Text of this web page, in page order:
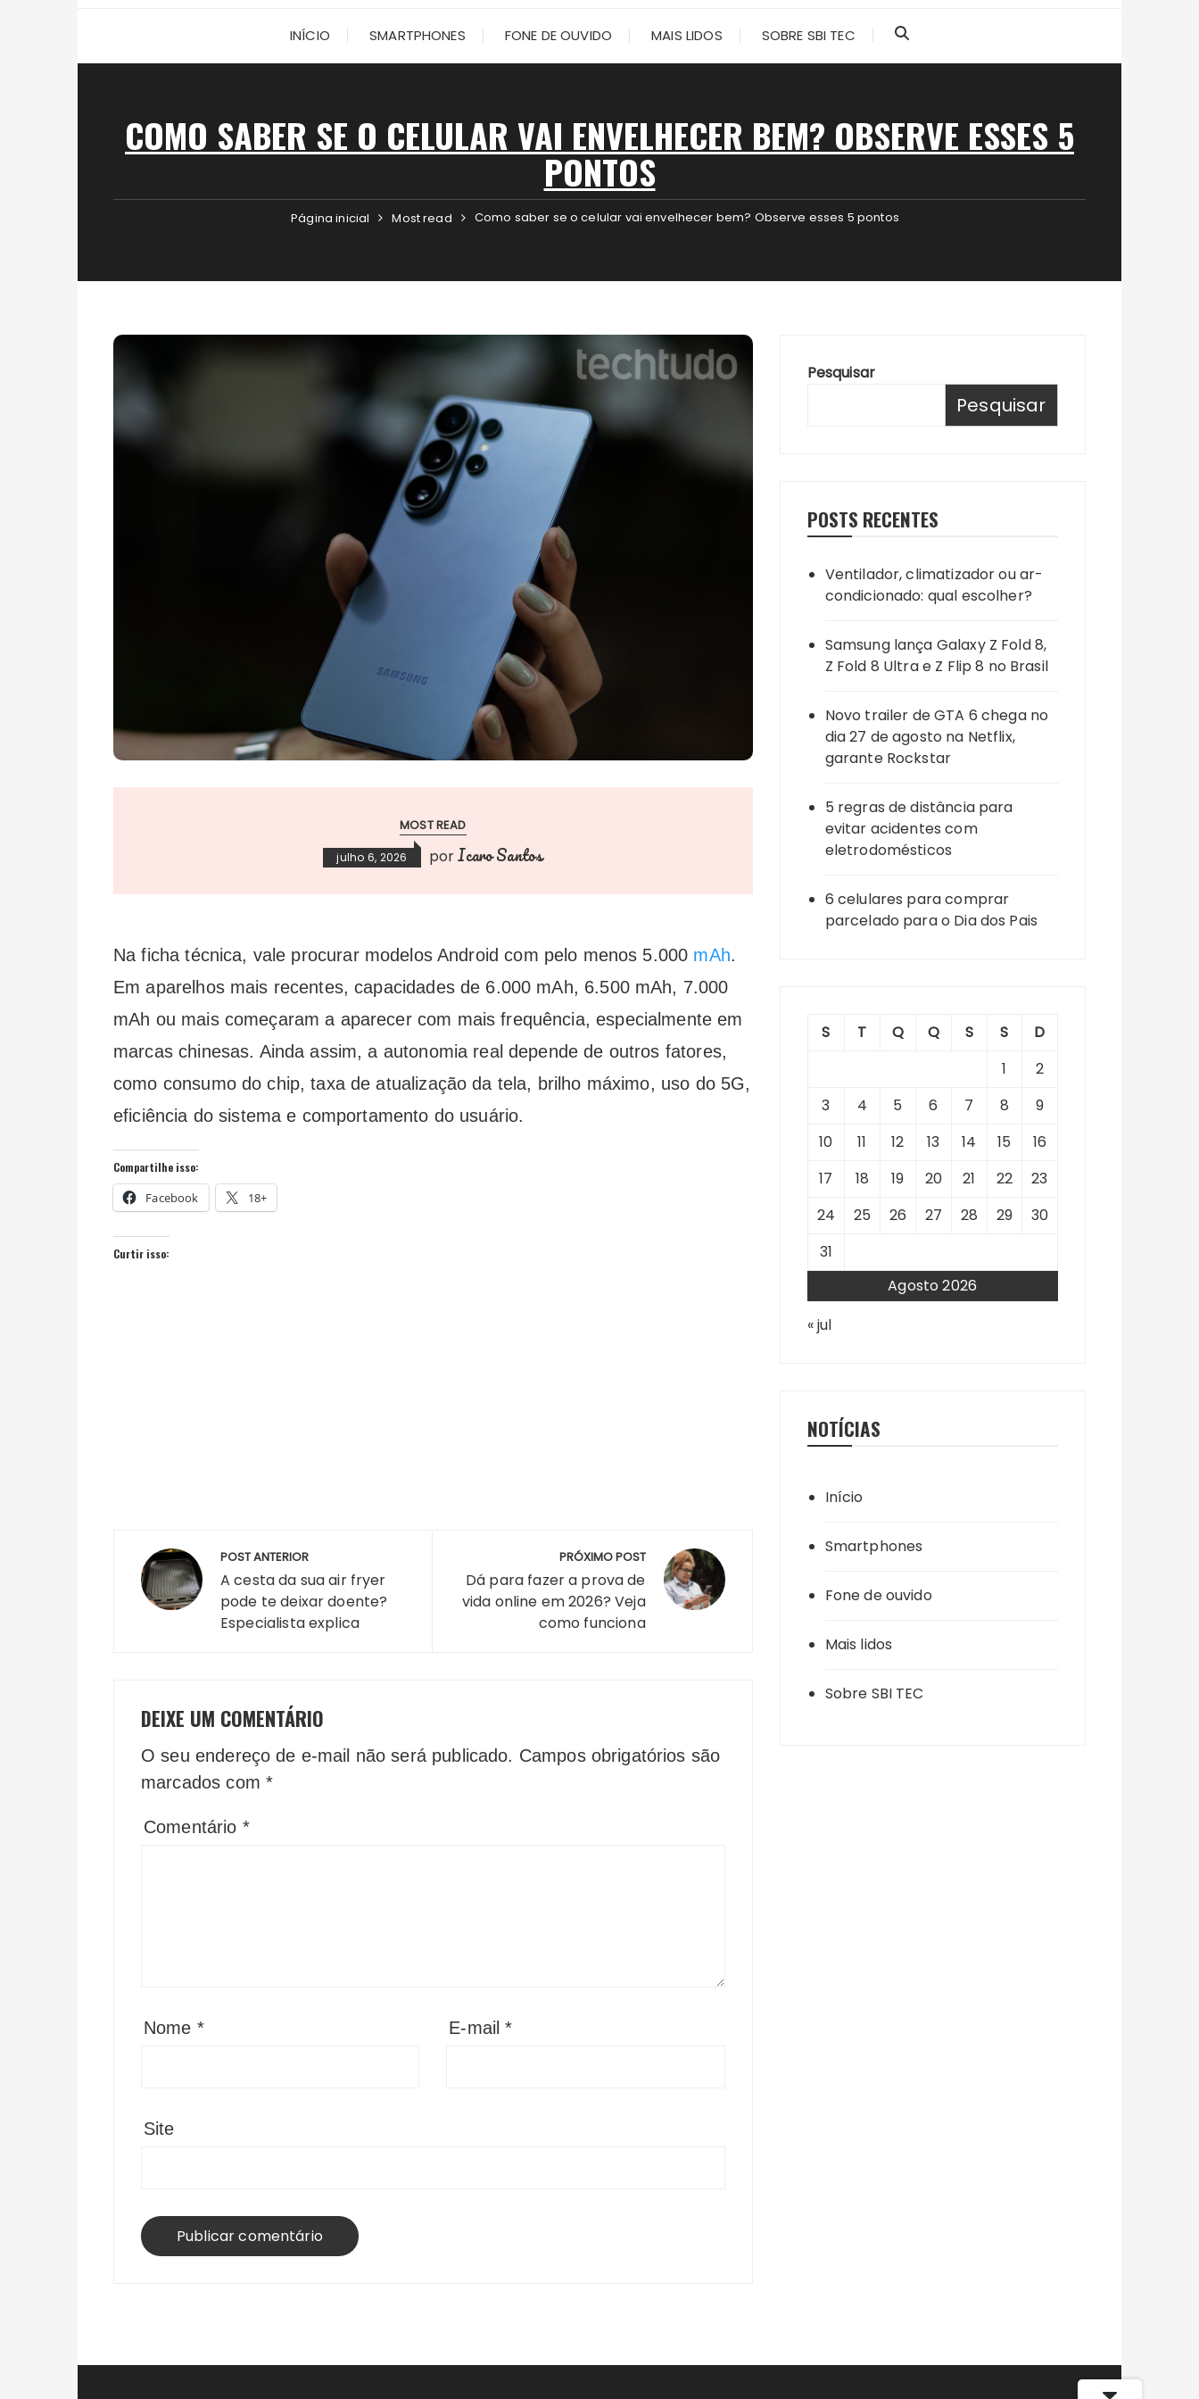
INÍCIO SMARTPHONES FONE DE OUVIDO MAIS LIDOS SOBRE SBI TEC
COMO SABER SE O CELULAR VAI ENVELHECER BEM? OBSERVE ESSES 5
PONTOS
Página inicial Most read Como saber se o celular vai envelhecer bem? Observe esses 5 pontos
MOST READ
julho 6, 2026 porIcaro Santos
Na ficha técnica, vale procurar modelos Android com pelo menos 5.000 mAh.
Em aparelhos mais recentes, capacidades de 6.000 mAh, 6.500 mAh, 7.000
mAh ou mais começaram a aparecer com mais frequência, especialmente em
marcas chinesas. Ainda assim, a autonomia real depende de outros fatores,
como consumo do chip, taxa de atualização da tela, brilho máximo, uso do 5G,
eficiência do sistema e comportamento do usuário.
Compartilhe isso:
Facebook 18+
Curtir isso:
Navegação
de
Post
POST ANTERIOR
A cesta da sua air fryer
pode te deixar doente?
Especialista explica
PRÓXIMO POST
Dá para fazer a prova de
vida online em 2026? Veja
como funciona
DEIXE UM COMENTÁRIO
O seu endereço de e-mail não será publicado. Campos obrigatórios são
marcados com *
Comentário *
Nome * E-mail*
Site
Pesquisar
Pesquisar
POSTS RECENTES
Ventilador, climatizador ou ar-
condicionado: qual escolher?
Samsung lança Galaxy Z Fold 8,
Z Fold 8 Ultra e Z Flip 8 no Brasil
Novo trailer de GTA 6 chega no
dia 27 de agosto na Netflix,
garante Rockstar
5 regras de distância para
evitar acidentes com
eletrodomésticos
6 celulares para comprar
parcelado para o Dia dos Pais
Agosto 2026
S T Q Q S S
D
1
2
3
4 5 6 7 8
9
10
11 12 13 14 15
16
17
18 19 20 21 22
23
24
25 26 27 28 29
30
31
« jul
NOTÍCIAS
Início
Smartphones
Fone de ouvido
Mais lidos
Sobre SBI TEC